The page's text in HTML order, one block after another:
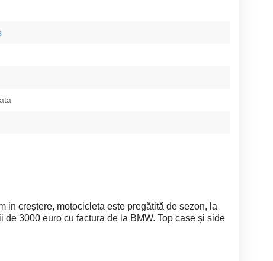
in creștere, motocicleta este pregătită de sezon, la
3000 euro cu factura de la BMW. Top case și side